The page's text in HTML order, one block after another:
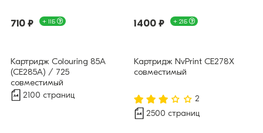
710 ₽ + 11Б
Картридж Colouring 85A
(CE285A) / 725
совместимый
2100 страниц
1400 ₽ + 21Б
Картридж NvPrint CE278X
совместимый
2
2500 страниц